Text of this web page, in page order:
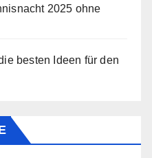
2025 ohne
besten Ideen für den